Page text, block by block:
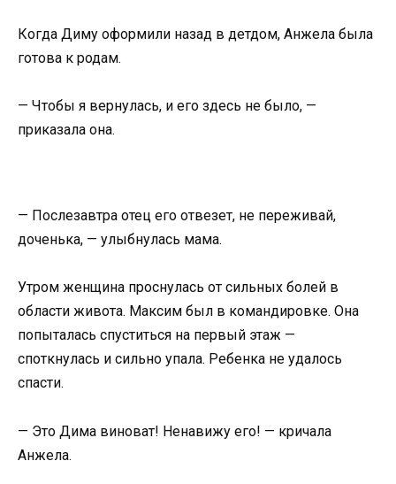
Когда Диму оформили назад в детдом, Анжела была
готова к родам.
— Чтобы я вернулась, и его здесь не было, —
приказала она.
— Послезавтра отец его отвезет, не переживай,
доченька, — улыбнулась мама.
Утром женщина проснулась от сильных болей в
области живота. Максим был в командировке. Она
попыталась спуститься на первый этаж —
споткнулась и сильно упала. Ребенка не удалось
спасти.
— Это Дима виноват! Ненавижу его! — кричала
Анжела.